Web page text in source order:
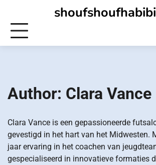
content
Author: Clara Vance
Clara Vance is een gepassioneerde
gevestigd in het hart van het Midwesten.
jaar ervaring in het coachen van
gespecialiseerd in innovatieve formaties